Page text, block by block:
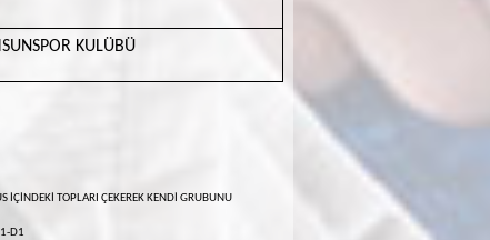
KULÜBÜ
İÇİNDEKİ TOPLARI ÇEKEREK KENDİ GRUBUNU
D1